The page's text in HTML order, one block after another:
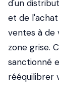
d'un
et de
ventes à de
zone grise.
sanctionné
rééquilibrer